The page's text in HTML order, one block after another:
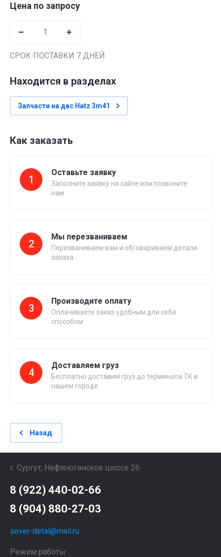
Цена по запросу
СРОК ПОСТАВКИ 7 ДНЕЙ
Находится в разделах
Запчасти на двс Hatz 3m41
Как заказать
1
Оставьте заявку
Заполните заявку на сайте или позвоните
нам
2
Мы перезваниваем
Перезваниваем вам и обговариваем детали
заказа
3
Производите оплату
Оплачиваете заказ удобным для себя
способом
4
Доставляем груз
Бесплатно доставим груз до терминала ТК в
нашем городе
Назад
г. Сургут, Нефтеюганское шоссе 26
8 (922) 440-02-66
8 (904) 880-27-03
sever-detal@mail.ru
Режим работы: